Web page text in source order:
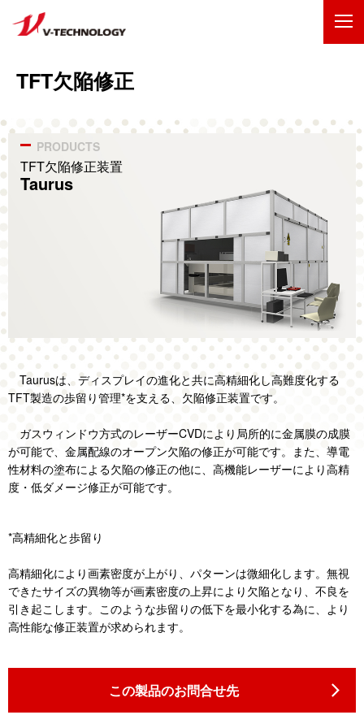
TFT欠陥修正
TFT欠陥修正装置
Taurus
Taurusは、ディスプレイの進化と共に高精細化し高難度化する
TFT製造の歩留り管理*を支える、欠陥修正装置です。
ガスウィンドウ方式のレーザーCVDにより局所的に金属膜の成膜
が可能で、金属配線のオープン欠陥の修正が可能です。また、導電
性材料の塗布による欠陥の修正の他に、高機能レーザーにより高精
度・低ダメージ修正が可能です。
*高精細化と歩留り
高精細化により画素密度が上がり、パターンは微細化します。無視
できたサイズの異物等が画素密度の上昇により欠陥となり、不良を
引き起こします。このような歩留りの低下を最小化する為に、より
高性能な修正装置が求められます。
この製品のお問合せ先
IR情報
採用情報
サイトマップ